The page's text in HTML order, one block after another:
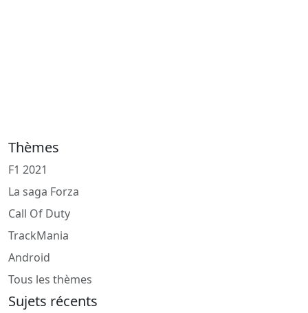
Thèmes
F1 2021
La saga Forza
Call Of Duty
TrackMania
Android
Tous les thèmes
Sujets récents